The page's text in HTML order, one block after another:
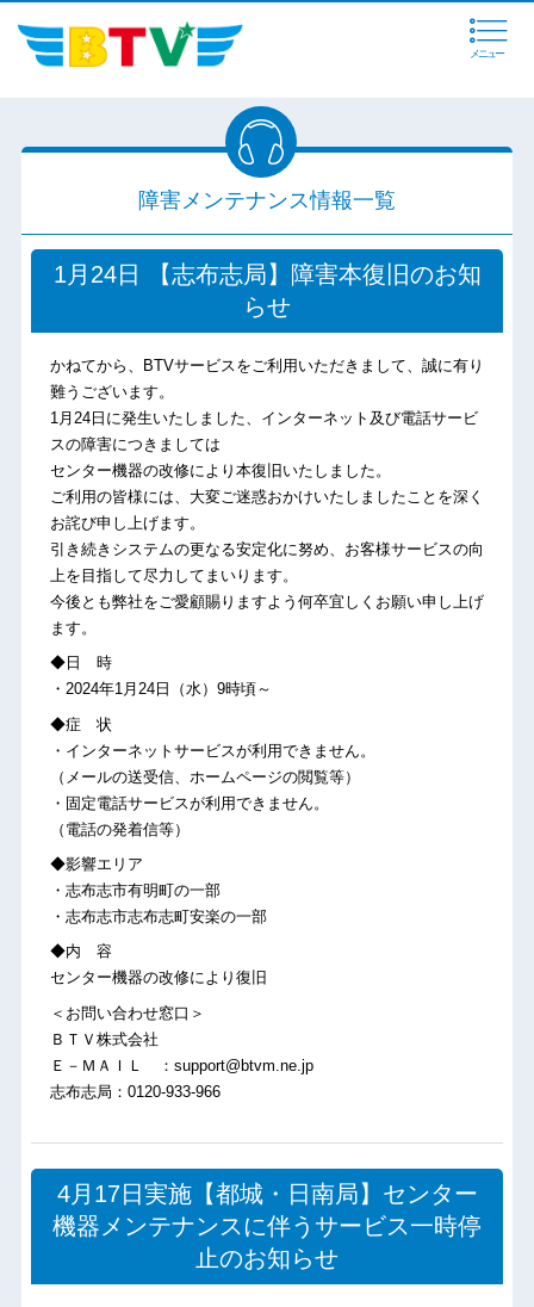
メニュー
障害メンテナンス情報一覧
1月24日 【志布志局】障害本復旧のお知
らせ
かねてから、BTVサービスをご利用いただきまして、誠に有り
難うございます。
1月24日に発生いたしました、インターネット及び電話サービ
スの障害につきましては
センター機器の改修により本復旧いたしました。
ご利用の皆様には、大変ご迷惑おかけいたしましたことを深く
お詫び申し上げます。
引き続きシステムの更なる安定化に努め、お客様サービスの向
上を目指して尽力してまいります。
今後とも弊社をご愛顧賜りますよう何卒宜しくお願い申し上げ
ます。
◆日 時
・2024年1月24日（水）9時頃～
◆症 状
・インターネットサービスが利用できません。
（メールの送受信、ホームページの閲覧等）
・固定電話サービスが利用できません。
（電話の発着信等）
◆影響エリア
・志布志市有明町の一部
・志布志市志布志町安楽の一部
◆内 容
センター機器の改修により復旧
＜お問い合わせ窓口＞
ＢＴＶ株式会社
Ｅ－ＭＡＩＬ ：support@btvm.ne.jp
志布志局：0120-933-966
4月17日実施【都城・日南局】センター
機器メンテナンスに伴うサービス一時停
止のお知らせ